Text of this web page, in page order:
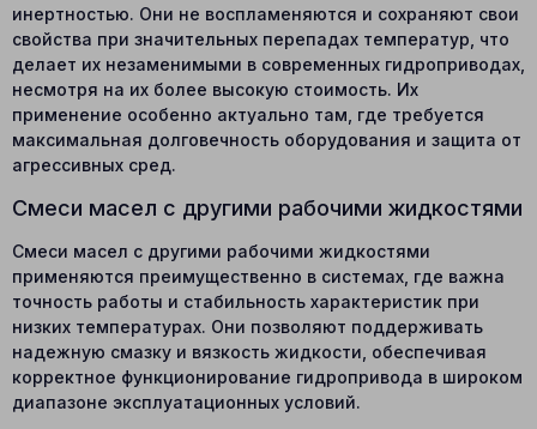
инертностью. Они не воспламеняются и сохраняют свои
свойства при значительных перепадах температур, что
делает их незаменимыми в современных гидроприводах,
несмотря на их более высокую стоимость. Их
применение особенно актуально там, где требуется
максимальная долговечность оборудования и защита от
агрессивных сред.
Смеси масел с другими рабочими жидкостями
Смеси масел с другими рабочими жидкостями
применяются преимущественно в системах, где важна
точность работы и стабильность характеристик при
низких температурах. Они позволяют поддерживать
надежную смазку и вязкость жидкости, обеспечивая
корректное функционирование гидропривода в широком
диапазоне эксплуатационных условий.